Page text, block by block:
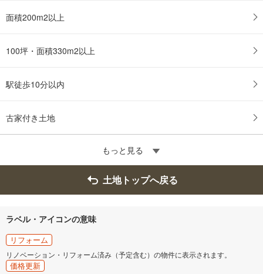
保
す
面積200m2以上
100坪・面積330m2以上
駅徒歩10分以内
古家付き土地
もっと見る
土地トップへ戻る
ラベル・アイコンの意味
リフォーム
リノベーション・リフォーム済み（予定含む）の物件に表示されます。
価格更新